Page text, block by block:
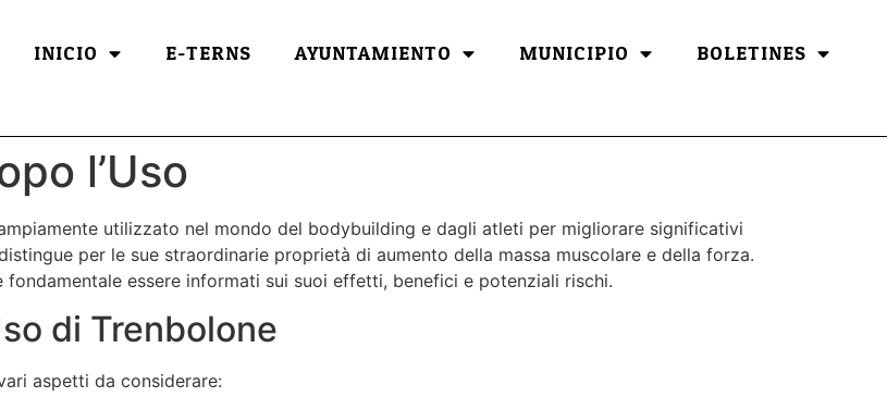
INICIO E-TERNS AYUNTAMIENTO MUNICIPIO BOLETINES
l’Uso
utilizzato nel mondo del bodybuilding e dagli atleti per migliorare significativi
per le sue straordinarie proprietà di aumento della massa muscolare e della forza.
essere informati sui suoi effetti, benefici e potenziali rischi.
di Trenbolone
aspetti da considerare: